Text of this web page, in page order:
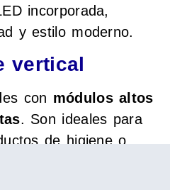
incorporada,
y estilo moderno.
vertical
con módulos altos
. Son ideales para
de higiene o